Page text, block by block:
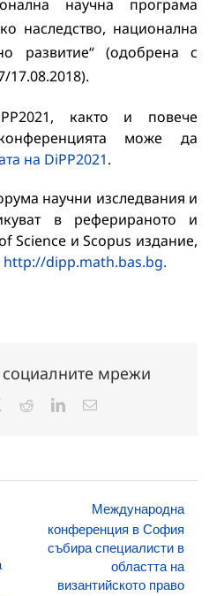
научна програма
наследство, национална
развитие“ (одобрена с
както и повече
може да
на DiPP2021.
научни изследвания и
в реферираното и
Science и Scopus издание,
http://dipp.math.bas.bg.
мрежи
RedditLinkedInЕлектронна
Международна
конференция в София
събира специалисти в
областта на
византийското право